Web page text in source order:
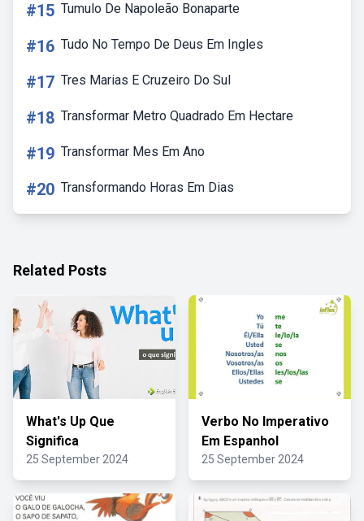
#15 Tumulo De Napoleão Bonaparte
#16 Tudo No Tempo De Deus Em Ingles
#17 Tres Marias E Cruzeiro Do Sul
#18 Transformar Metro Quadrado Em Hectare
#19 Transformar Mes Em Ano
#20 Transformando Horas Em Dias
Related Posts
What's Up Que
Significa
25 September 2024
Verbo No Imperativo
Em Espanhol
25 September 2024